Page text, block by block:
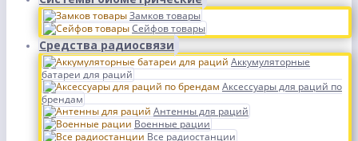
Замков товары
Сейфов товары
Средства радиосвязи
Аккумуляторные
батареи для раций
Аксессуары для раций по
брендам
Антенны для раций
Военные рации
Все радиостанции